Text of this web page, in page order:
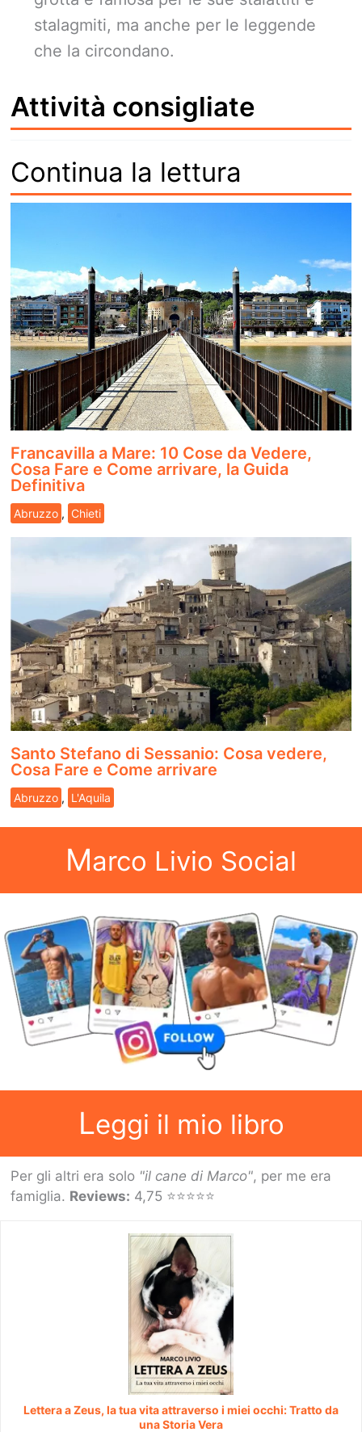
stalagmiti, ma anche per le leggende
che la circondano.
Attività consigliate
Continua la lettura
Francavilla a Mare: 10 Cose da Vedere,
Cosa Fare e Come arrivare, la Guida
Definitiva
Abruzzo , Chieti
Santo Stefano di Sessanio: Cosa vedere,
Cosa Fare e Come arrivare
Abruzzo , L'Aquila
Marco Livio Social
Leggi il mio libro
Per gli altri era solo "il cane di Marco", per me era
famiglia. Reviews: 4,75 ⭐⭐⭐⭐⭐
Lettera a Zeus, la tua vita attraverso i miei occhi: Tratto da
una Storia Vera